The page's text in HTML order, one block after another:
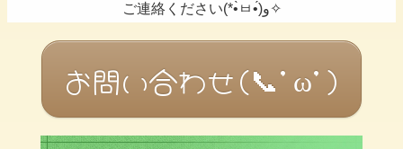
ご連絡ください(*•̀ㅂ•́)و✧
お問い合わせ(📞'ω')